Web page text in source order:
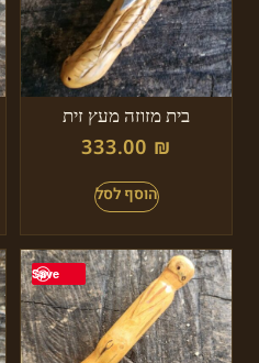
בית מזוזה מעץ זית
333.00 ₪
Save